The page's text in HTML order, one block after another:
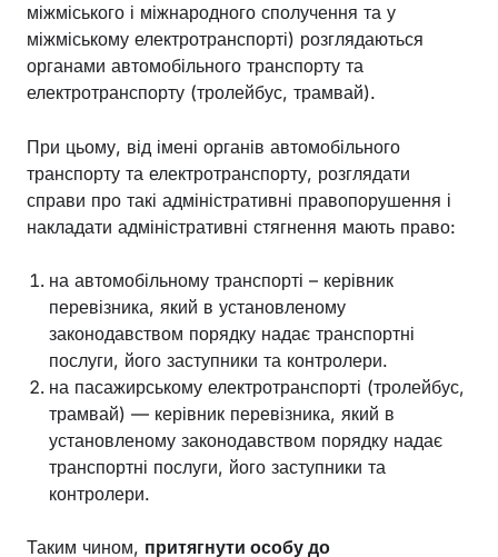
міжміського і міжнародного сполучення та у
міжміському електротранспорті) розглядаються
органами автомобільного транспорту та
електротранспорту (тролейбус, трамвай).
При цьому, від імені органів автомобільного
транспорту та електротранспорту, розглядати
справи про такі адміністративні правопорушення і
накладати адміністративні стягнення мають право:
на автомобільному транспорті – керівник
перевізника, який в установленому
законодавством порядку надає транспортні
послуги, його заступники та контролери.
на пасажирському електротранспорті (тролейбус,
трамвай) — керівник перевізника, який в
установленому законодавством порядку надає
транспортні послуги, його заступники та
контролери.
Таким чином, притягнути особу до